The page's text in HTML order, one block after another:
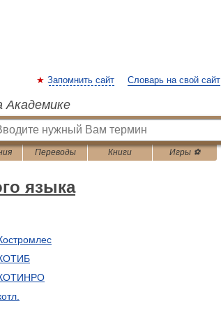
Запомнить сайт Словарь на свой сайт
Академике
Переводы Книги Игры ⚽
языка